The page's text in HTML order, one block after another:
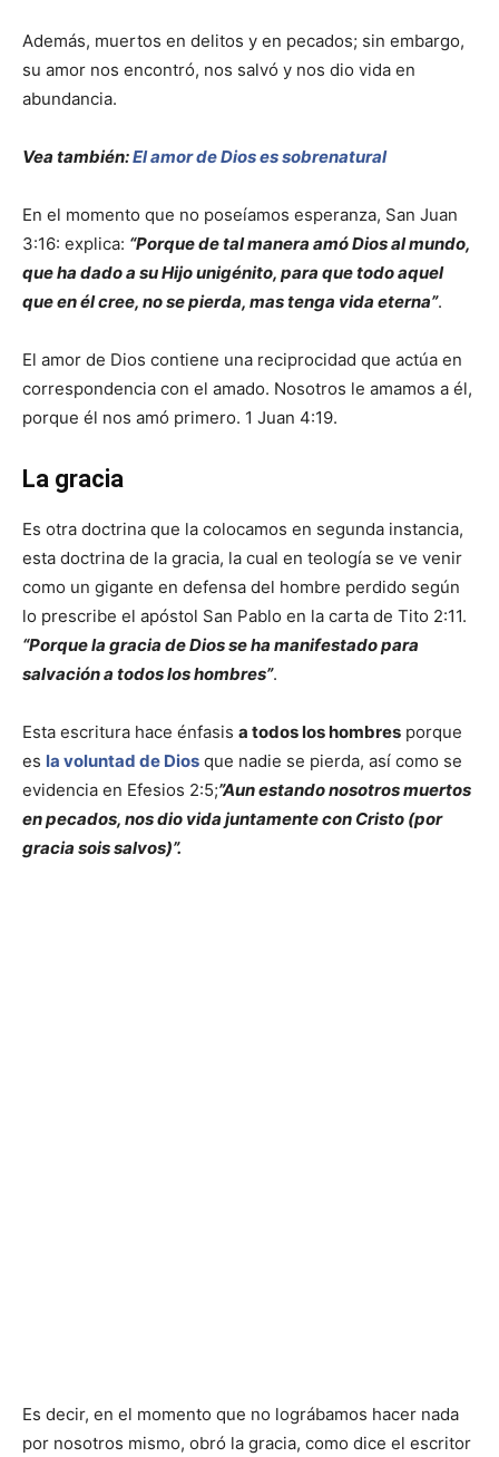
Además, muertos en delitos y en pecados; sin embargo,
su amor nos encontró, nos salvó y nos dio vida en
abundancia.
Vea también:El amor de Dios es sobrenatural
En el momento que no poseíamos esperanza, San Juan
3:16: explica: “Porque de tal manera amó Dios al mundo,
que ha dado a su Hijo unigénito, para que todo aquel
que en él cree, no se pierda, mas tenga vida eterna”.
El amor de Dios contiene una reciprocidad que actúa en
correspondencia con el amado. Nosotros le amamos a él,
porque él nos amó primero. 1 Juan 4:19.
La gracia
Es otra doctrina que la colocamos en segunda instancia,
esta doctrina de la gracia, la cual en teología se ve venir
como un gigante en defensa del hombre perdido según
lo prescribe el apóstol San Pablo en la carta de Tito 2:11.
“Porque la gracia de Dios se ha manifestado para
salvación a todos los hombres”.
Esta escritura hace énfasis a todos los hombres porque
es la voluntad de Dios que nadie se pierda, así como se
evidencia en Efesios 2:5;”Aun estando nosotros muertos
en pecados, nos dio vida juntamente con Cristo (por
gracia sois salvos)”.
Es decir, en el momento que no lográbamos hacer nada
por nosotros mismo, obró la gracia, como dice el escritor